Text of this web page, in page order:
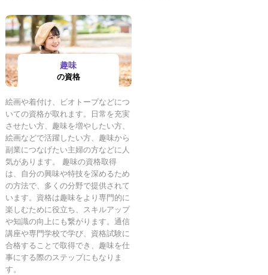
趣味
の資格
絵画や着付け、ビオトープなどにつ
いての資格が取れます。日常を充実
させたい方、趣味を増やしたい方、
絵画などで活躍したい方、趣味から
副業につなげたい主婦の方などに人
気があります。 趣味の資格取得
は、自分の興味や特技を深めるため
の方法で、多くの分野で提供されて
います。資格は趣味をより専門的に
楽しむために役立ち、スキルアップ
や知識の向上にも繋がります。通信
講座や専門学校で学び、資格試験に
合格することで取得でき、趣味を仕
事にする際のステップにもなりま
す。